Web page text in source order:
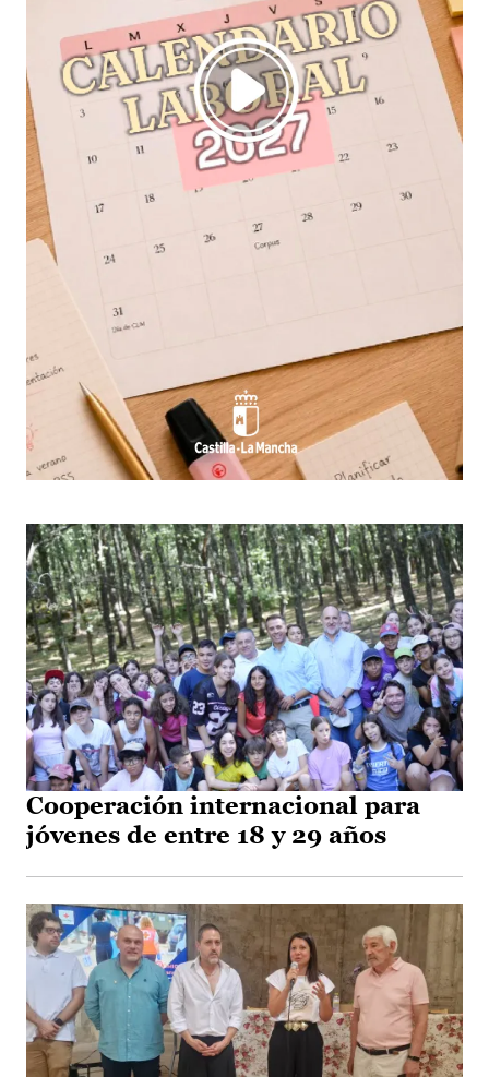
Cooperación internacional para
jóvenes de entre 18 y 29 años